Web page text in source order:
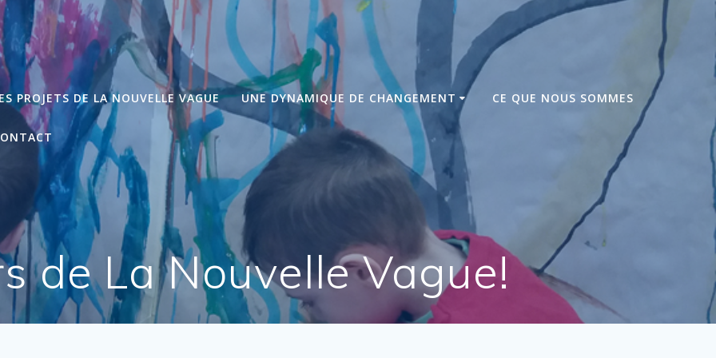
PROJETS DE LA NOUVELLE VAGUE UNE DYNAMIQUE DE CHANGEMENT CE QUE NOUS SOMMES
de La Nouvelle Vague!